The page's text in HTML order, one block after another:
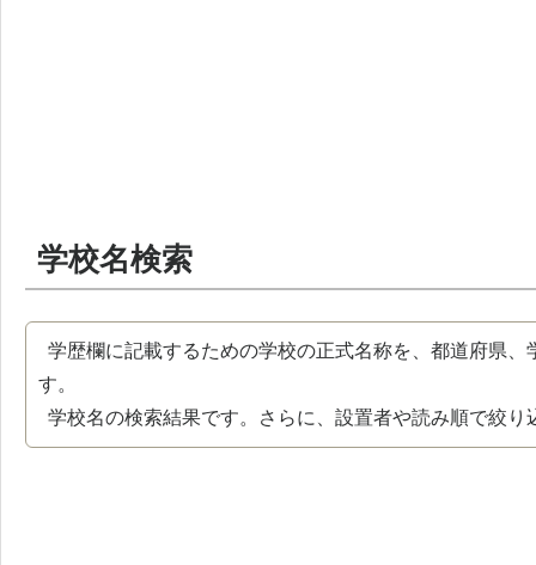
学校名検索
学歴欄に記載するための学校の正式名称を、都道府県
す。
学校名の検索結果です。さらに、設置者や読み順で絞り